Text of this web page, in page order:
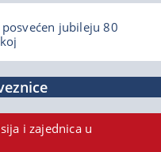
posvećen jubileju 80
i zajednica u